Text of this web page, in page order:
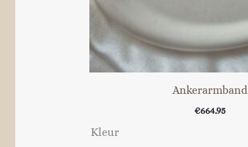
Ankerarmband
€664.95
Kleur